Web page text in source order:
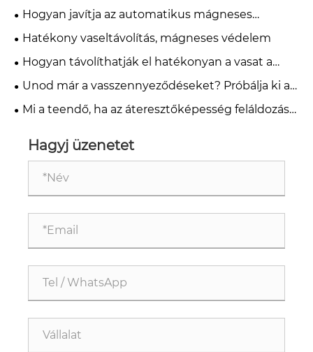
ipari szennyeződés-ellenőrzésben?
Hogyan javítja az automatikus mágneses
szeparátor az ipari anyagok tisztaságát?
Hatékony vaseltávolítás, mágneses védelem
Hogyan távolíthatják el hatékonyan a vasat a
folyékony kocsik?
Unod már a vasszennyeződéseket? Próbálja ki a
teljesen automatikus forgó vaseltávolítót!
Mi a teendő, ha az áteresztőképesség feláldozása
munkaerőt?
Hagyj üzenetet